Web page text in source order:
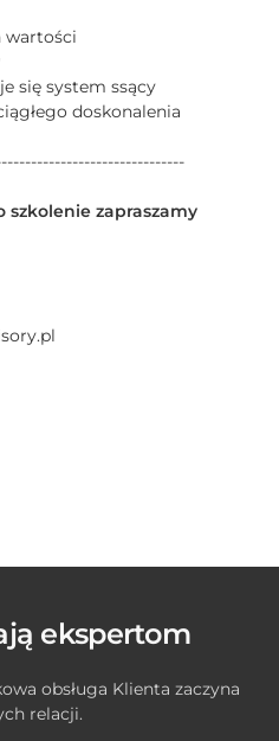
się system ssący
doskonalenia
zapraszamy
ekspertom
obsługa Klienta zaczyna
relacji.